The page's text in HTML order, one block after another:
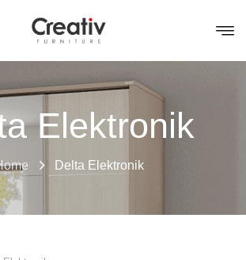
Elektronik
Delta Elektronik